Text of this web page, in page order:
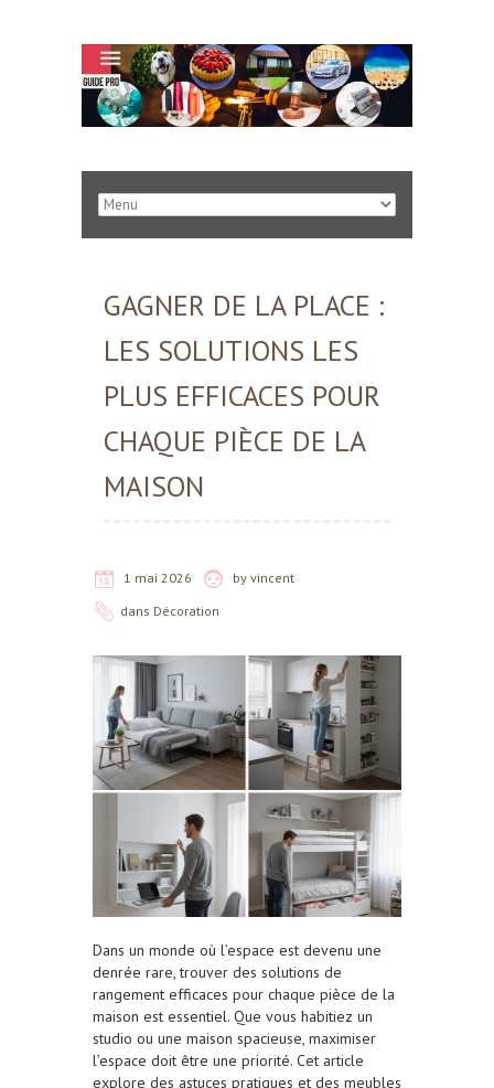
GAGNER DE LA PLACE :
LES SOLUTIONS LES
PLUS EFFICACES POUR
CHAQUE PIÈCE DE LA
MAISON
1 mai 2026 by vincent
dans Décoration
Dans un monde où l’espace est devenu une
denrée rare, trouver des solutions de
rangement efficaces pour chaque pièce de la
maison est essentiel. Que vous habitiez un
studio ou une maison spacieuse, maximiser
l’espace doit être une priorité. Cet article
explore des astuces pratiques et des meubles